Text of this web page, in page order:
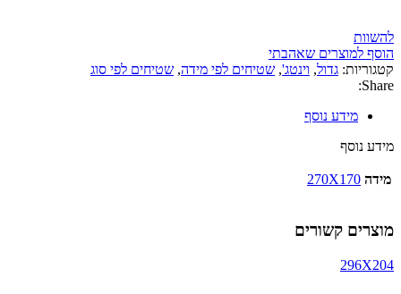
להשוות
הוסף למוצרים שאהבתי
קטגוריות: גדול, וינטג', שטיחים לפי מידה, שטיחים לפי סוג
Share:
מידע נוסף
מידע נוסף
מידה 270X170
מוצרים קשורים
296X204